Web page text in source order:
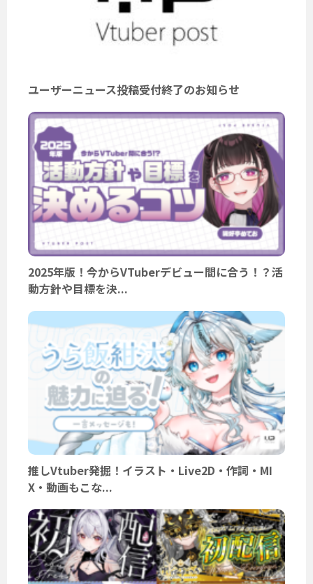
ユーザーニュース投稿受付終了のお知らせ
2025年版！今からVTuberデビュー間に合う！？活
動方針や目標を決...
推しVtuber発掘！イラスト・Live2D・作詞・MI
X・動画もこな...